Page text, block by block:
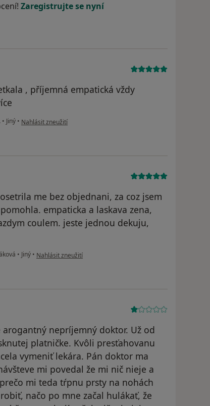
Zaregistrujte se nyní
, příjemná empatická vždy
• Jiný • podle názoru uživatele Naďa Tomková
Nahlásit zneužití
me bez objednani, za coz jsem
empaticka a laskava zena,
coulem. jeste jednou dekuju,
• Jiný • podle názoru uživatele Vojtěch Marek
Nahlásit zneužití
nepríjemný doktor. Už od
platničke. Kvôli presťahovanu
vymeniť lekára. Pán doktor ma
mi povedal že mi nič nieje a
mi teda tŕpnu prsty na nohách
načo po mne začal hulákať, že